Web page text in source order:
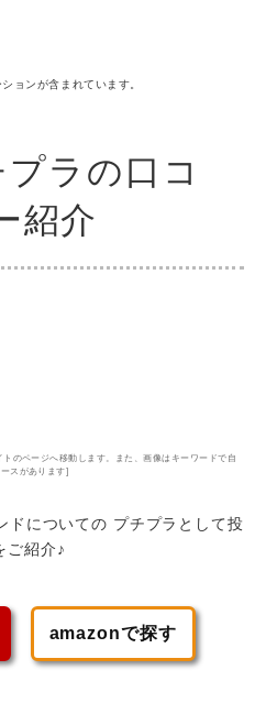
ョンが含まれています。
ラの口コ
紹介
のページへ移動します。また、画像はキーワードで自
スがあります]
ドについての プチプラとして投
ご紹介♪
amazonで探す